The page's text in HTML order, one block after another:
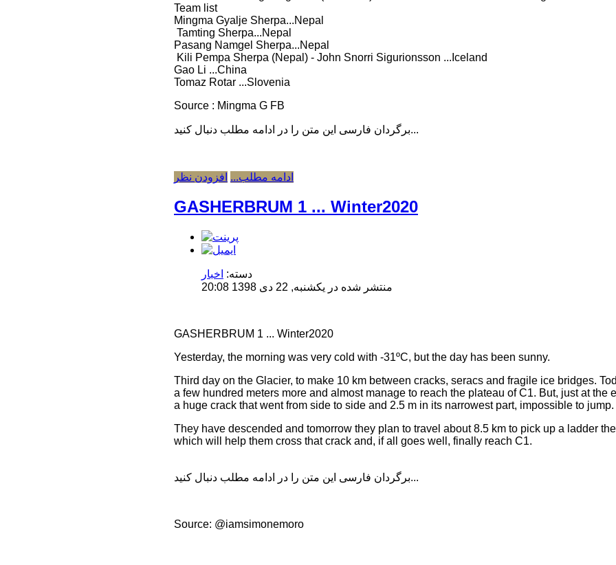
Team list
Mingma Gyalje Sherpa...Nepal
Tamting Sherpa...Nepal
Pasang Namgel Sherpa...Nepal
Kili Pempa Sherpa (Nepal) - John Snorri Sigurionsson ...Iceland
Gao Li ...China
Tomaz Rotar ...Slovenia
Source : Mingma G FB
برگردان فارسی این متن را در ادامه مطلب دنبال کنید...
ادامه مطلب... افزودن نظر
GASHERBRUM 1 ... Winter2020
دسته: اخبار
منتشر شده در یکشنبه, 22 دی 1398 20:08
GASHERBRUM 1 ... Winter2020
Yesterday, the morning was very cold with -31ºC, but the day has been sunny.
Third day on the Glacier, to make 10 km between cracks, seracs and fragile ice bridges.
a few hundred meters more and almost manage to reach the plateau of C1. But, just at the
a huge crack that went from side to side and 2.5 m in its narrowest part, impossible to jump.
They have descended and tomorrow they plan to travel about 8.5 km to pick up a ladder
which will help them cross that crack and, if all goes well, finally reach C1.
برگردان فارسی این متن را در ادامه مطلب دنبال کنید...
Source: @iamsimonemoro